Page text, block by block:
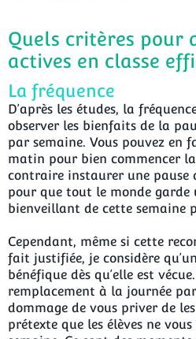
Quels critères pour
actives en classe
La fréquence
D’après les études, la
observer les bienfaits de la
par semaine. Vous pouvez
matin pour bien commencer
contraire instaurer une pause
pour que tout le monde garde
bienveillant de cette semaine
Cependant, même si cette
fait justifiée, je considère
bénéfique dès qu’elle est
remplacement à la journée
dommage de vous priver de
prétexte que les élèves ne